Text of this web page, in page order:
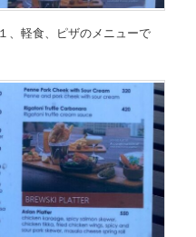
、軽食、ピザのメニューで